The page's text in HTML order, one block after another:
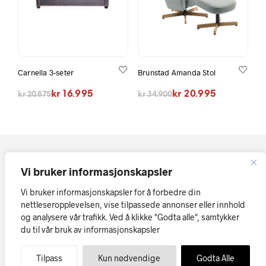
Vi bruker informasjonskapsler
Vi bruker informasjonskapsler for å forbedre din
nettleseropplevelsen, vise tilpassede annonser eller innhold
og analysere vår trafikk. Ved å klikke "Godta alle", samtykker
du til vår bruk av informasjonskapsler
Tilpass Kun nødvendige Godta Alle
Carnella 3-seter
kr20.875
Opprinnelig pris var: kr 20.875.
kr 16.995
Nåværende pris er: kr 16.995.
Brunstad Amanda Stol
kr34.900
Opprinnelig pris var: kr 34.900.
kr 20.995
Nåværende pris er: kr 20.995.
Kopirett © Askøy Møbler ASVi tar forbehold om at skrivefeil
eller tekniske feil i tekst, priser og bilder kan forekomme.
Møbler på nett